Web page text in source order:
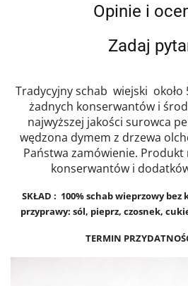
Opinie i
Zadaj
Tradycyjny schab wiejski około
żadnych konserwantów i
najwyższej jakości surowca
wędzona dymem z drzewa
Państwa zamówienie. Produkt
konserwantów i
SKŁAD : 100% schab wieprzowy bez
przyprawy: sól, pieprz, czosnek,
TERMIN